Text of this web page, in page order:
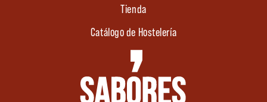
Tienda
Catálogo de Hostelería